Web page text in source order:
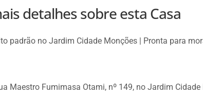
detalhes sobre esta Casa
padrão no Jardim Cidade Monções | Pronta para
Maestro Fumimasa Otami, nº 149, no Jardim